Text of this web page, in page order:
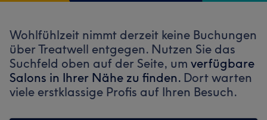
Wohlfühlzeit nimmt derzeit keine Buchungen
über Treatwell entgegen. Nutzen Sie das
Suchfeld oben auf der Seite, um verfügbare
Salons in Ihrer Nähe zu finden. Dort warten
viele erstklassige Profis auf Ihren Besuch.